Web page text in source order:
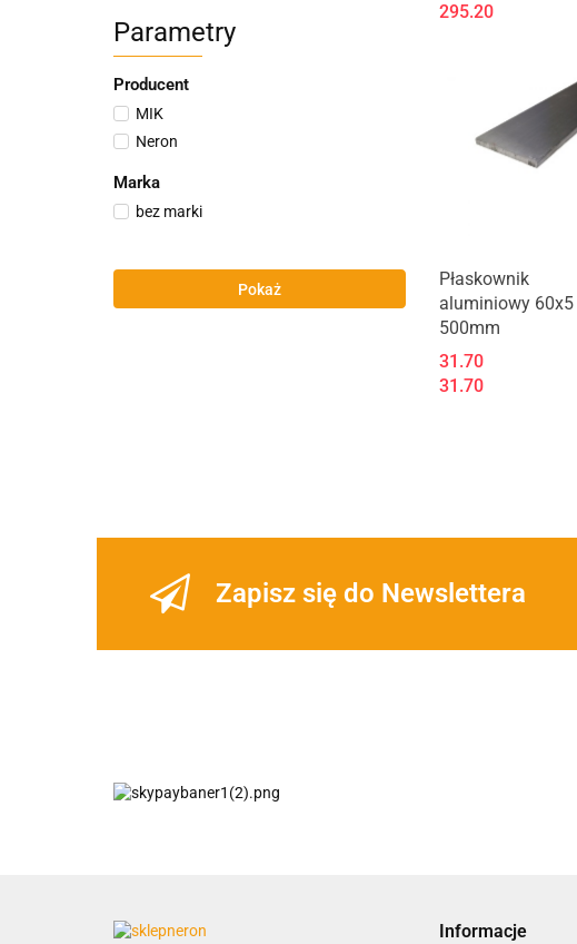
Parametry
Producent
MIK
Neron
Marka
bez marki
Pokaż
295.20
Produkt niedostępny
Płaskownik
aluminiowy 60x5
500mm
31.70
31.70
Zapisz się do Newslettera
Informacje